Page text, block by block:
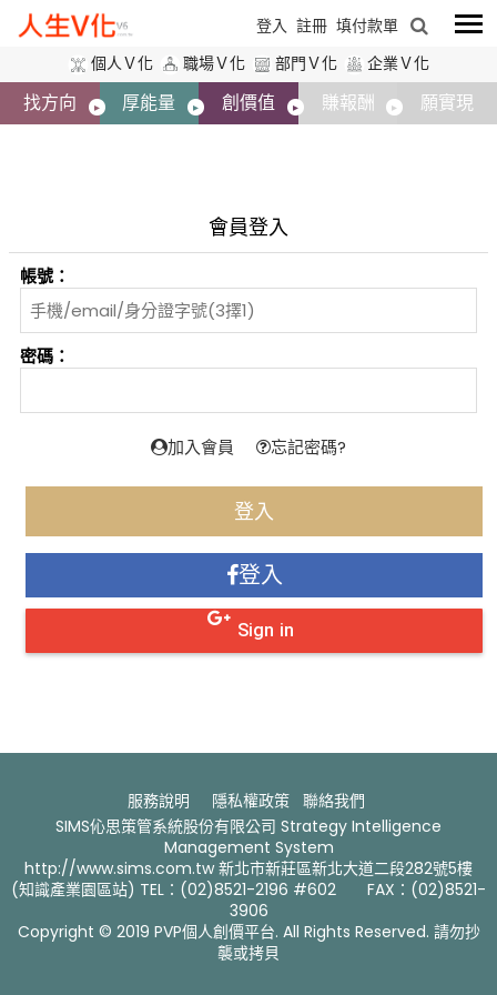
登入 註冊 填付款單
個人Ｖ化
職場Ｖ化 部門Ｖ化 企業Ｖ化
找方向 厚能量 創價值 賺報酬 願實現
會員登入
帳號：
密碼：
加入會員 忘記密碼?
登入
Sign in
服務說明 隱私權政策 聯絡我們 ​
SIMS伈思策管系統股份有限公司 Strategy Intelligence
Management System
http://www.sims.com.tw 新北市新莊區新北大道二段282號5樓
(知識產業園區站) TEL：(02)8521-2196 #602 FAX：(02)8521-
3906
Copyright © 2019 PVP個人創價平台. All Rights Reserved. 請勿抄
襲或拷貝